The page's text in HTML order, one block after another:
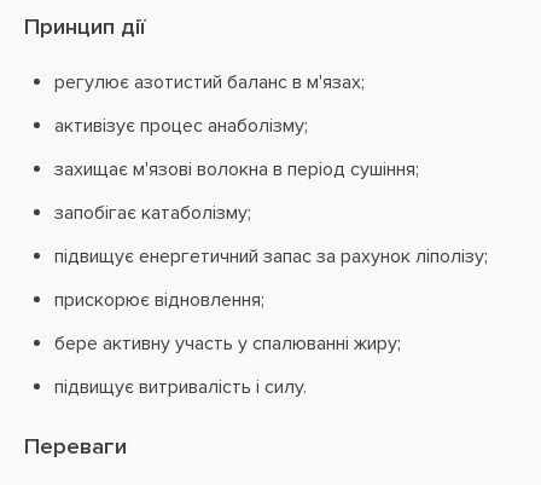
Принцип дії
регулює азотистий баланс в м'язах;
активізує процес анаболізму;
захищає м'язові волокна в період сушіння;
запобігає катаболізму;
підвищує енергетичний запас за рахунок ліполізу;
прискорює відновлення;
бере активну участь у спалюванні жиру;
підвищує витривалість і силу.
Переваги